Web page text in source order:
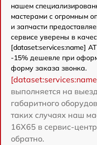
нашем
мастерами с огромным
и запчасти
сервисе уверены в
[dataset:services:name]
-15% дешевле при
форму заказа звонка.
выполняется на
габаритного
таких случаях наш
16X65 в сервис-
обратно.